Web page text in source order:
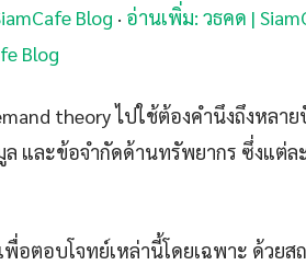
Blog · อ่านเพิ่ม: วธคด |
Blog
theory ไปใช้ต้องคำนึงถึงหลา
และข้อจำกัดด้านทรัพยากร ซึ่งแต่ล
อตอบโจทย์เหล่านี้โดยเฉพาะ ด้วย